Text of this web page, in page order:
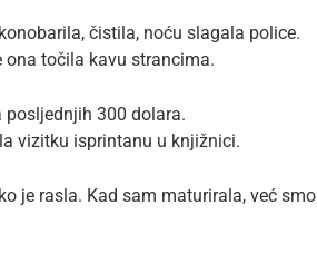
čistila, noću slagala police.
ona točila kavu strancima.
300 dolara.
vizitku isprintanu u knjižnici.
je rasla. Kad sam maturirala, već smo